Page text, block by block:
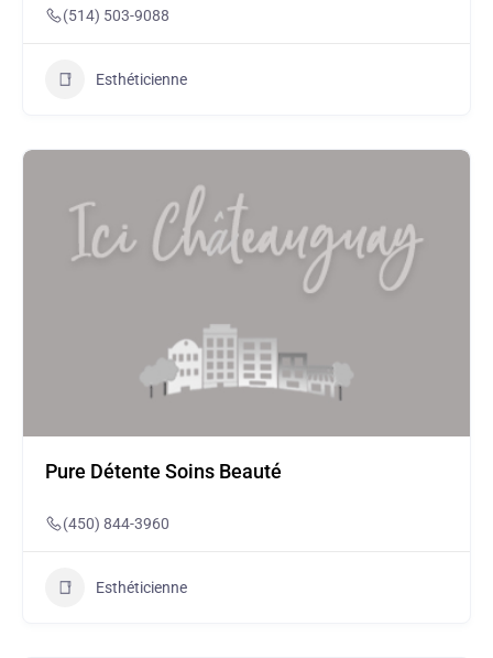
(514) 503-9088
Esthéticienne
Pure Détente Soins Beauté
(450) 844-3960
Esthéticienne